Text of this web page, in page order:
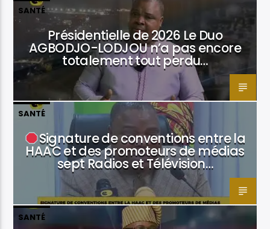
SANTÉ
Présidentielle de 2026 Le Duo
AGBODJO-LODJOU n’a pas encore
totalement tout perdu…
SANTÉ
Signature de conventions entre la
HAAC et des promoteurs de médias
sept Radios et Télévision…
SANTÉ